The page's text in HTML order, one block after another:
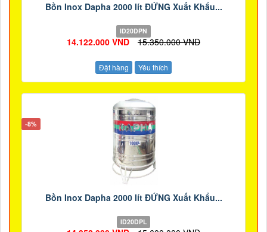
Bồn Inox Dapha 2000 lít ĐỨNG Xuất Khẩu...
ID20DPN
14.122.000 VND 15.350.000 VND
Đặt hàng Yêu thích
-8%
Bồn Inox Dapha 2000 lít ĐỨNG Xuất Khẩu...
ID20DPL